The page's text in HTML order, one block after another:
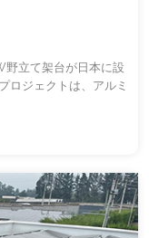
野立て架台が日本に設
ロジェクトは、アルミ
、設置が早く、プロジ